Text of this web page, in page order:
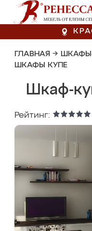
ГЛАВНАЯ →
ШКАФЫ КУПЕ
Шкаф-
Рейтинг: